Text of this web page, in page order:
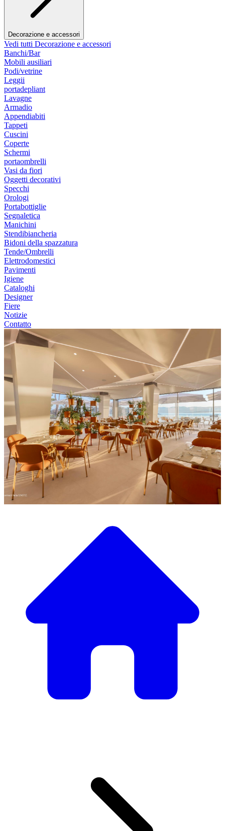
Decorazione e accessori
Vedi tutti Decorazione e accessori
Banchi/Bar
Mobili ausiliari
Podi/vetrine
Leggii
portadepliant
Lavagne
Armadio
Appendiabiti
Tappeti
Cuscini
Coperte
Schermi
portaombrelli
Vasi da fiori
Oggetti decorativi
Specchi
Orologi
Portabottiglie
Segnaletica
Manichini
Stendibiancheria
Bidoni della spazzatura
Tende/Ombrelli
Elettrodomestici
Pavimenti
Igiene
Cataloghi
Designer
Fiere
Notizie
Contatto
Scopri la nostra ampia selezione di mobili di design
Il Nostro Catalogo Mobili